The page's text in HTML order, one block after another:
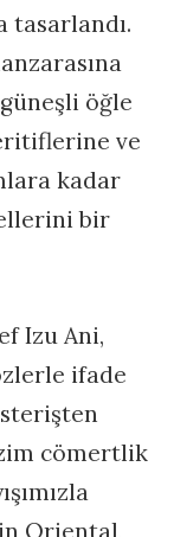
tasarlandı.
öğle
ve
kadar
bir
Izu Ani,
ifade
cömertlik
Oriental,